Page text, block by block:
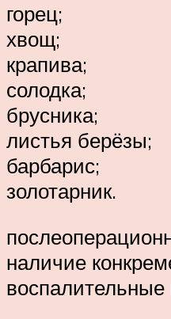
горец;
хвощ;
крапива;
солодка;
брусника;
листья берёзы;
барбарис;
золотарник.
наличие